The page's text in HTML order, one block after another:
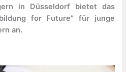
in Düsseldorf bietet das
for Future" für junge
an.